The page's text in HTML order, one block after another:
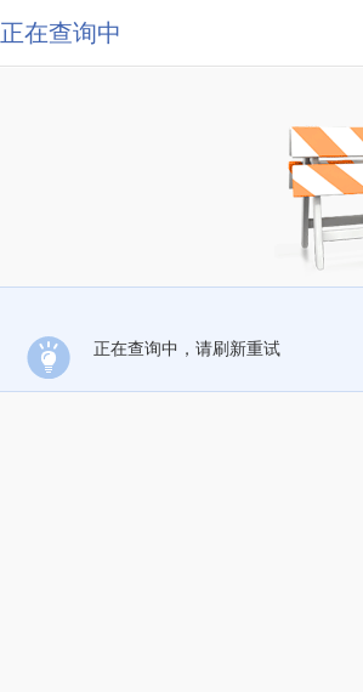
正在查询中
正在查询中，请刷新重试